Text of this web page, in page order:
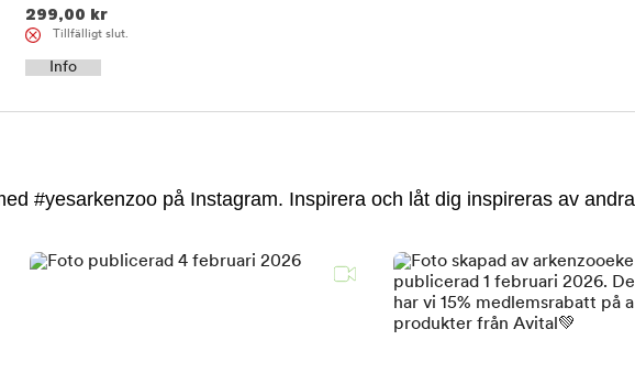
299,00 kr
Tillfälligt slut.
Info
#yesarkenzoo på Instagram. Inspirera och låt dig inspireras av